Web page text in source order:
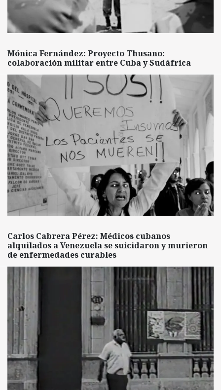
Mónica Fernández: Proyecto Thusano:
colaboración militar entre Cuba y Sudáfrica
Carlos Cabrera Pérez: Médicos cubanos
alquilados a Venezuela se suicidaron y murieron
de enfermedades curables